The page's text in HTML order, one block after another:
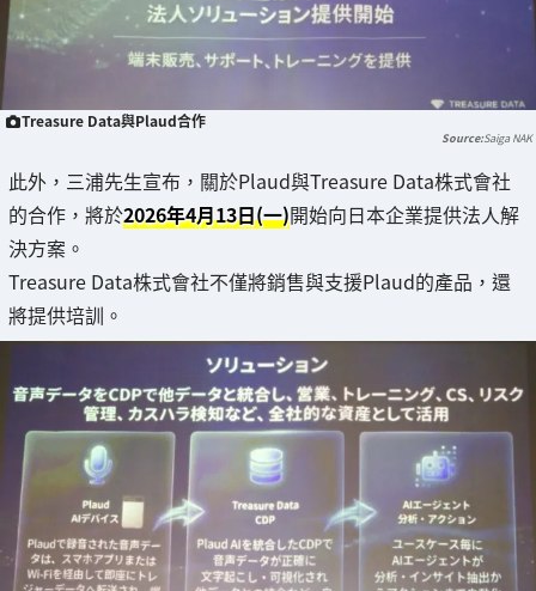
Treasure Data與Plaud合作
Saiga NAK
此外，三浦先生宣布，關於Plaud與Treasure Data株式會社
的合作，將於2026年4月13日(一)開始向日本企業提供法人解
決方案。
Treasure Data株式會社不僅將銷售與支援Plaud的產品，還
將提供培訓。